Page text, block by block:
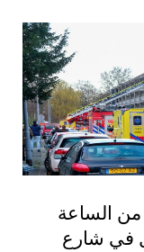
الساعة
في شارع